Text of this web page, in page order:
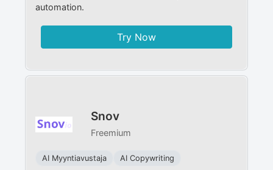
automation.
Try Now
Snov
Freemium
AI Myyntiavustaja AI Copywriting